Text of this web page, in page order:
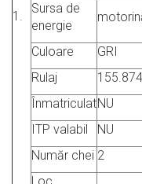
1.
Sursa de
energie
Culoare
GRI
Rulaj
ÎnmatriculatNU
ITP valabil
NU
Număr chei 2